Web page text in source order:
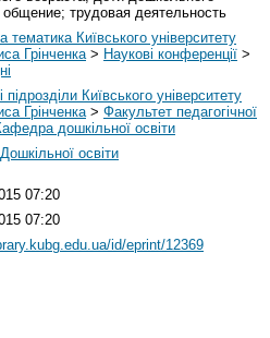
общение; трудовая деятельность
тематика Київського університету
Грінченка> Наукові конференції >
підрозділи Київського університету
Грінченка> Факультет педагогічної
дошкільної освіти
освіти
07:20
07:20
id/eprint/12369